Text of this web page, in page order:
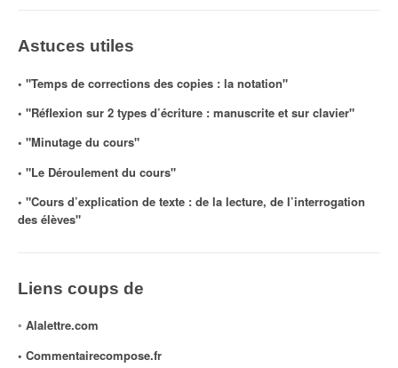
Astuces utiles
◦ "Temps de corrections des copies : la notation"
◦ "Réflexion sur 2 types d’écriture : manuscrite et sur clavier"
◦ "Minutage du cours"
◦ "Le Déroulement du cours"
◦ "Cours d’explication de texte : de la lecture, de l’interrogation
des élèves"
Liens coups de
◦ Alalettre.com
◦ Commentairecompose.fr